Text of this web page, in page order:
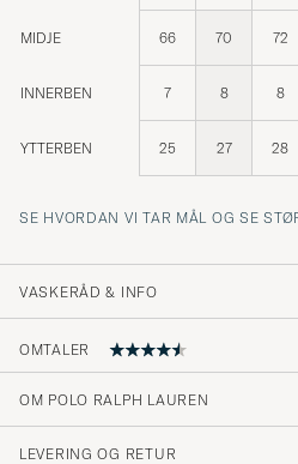
MIDJE 66 70 72
INNERBEN 7 8 8
YTTERBEN 25 27 28
SE HVORDAN VI TAR MÅL OG SE
VASKERÅD & INFO
OMTALER
4.7
OM POLO RALPH LAUREN
LEVERING OG RETUR